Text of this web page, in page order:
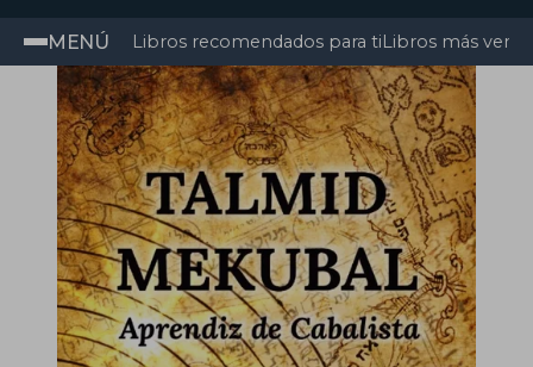
MENÚ Libros recomendados para tiLibros más